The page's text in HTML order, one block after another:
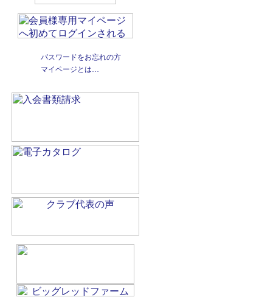
パスワードをお忘れの方
マイページとは…